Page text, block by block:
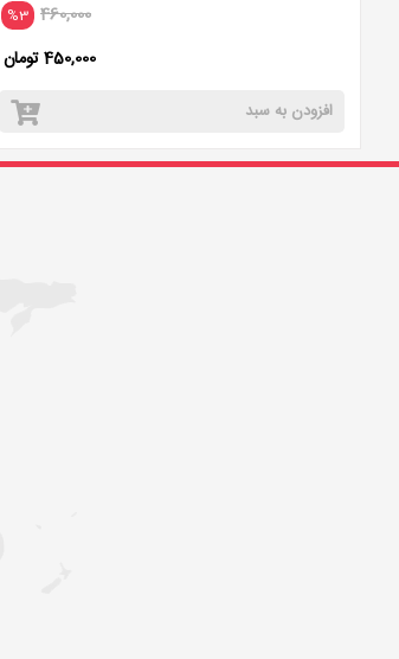
%3 460,000
450,000 تومان
افزودن به سبد